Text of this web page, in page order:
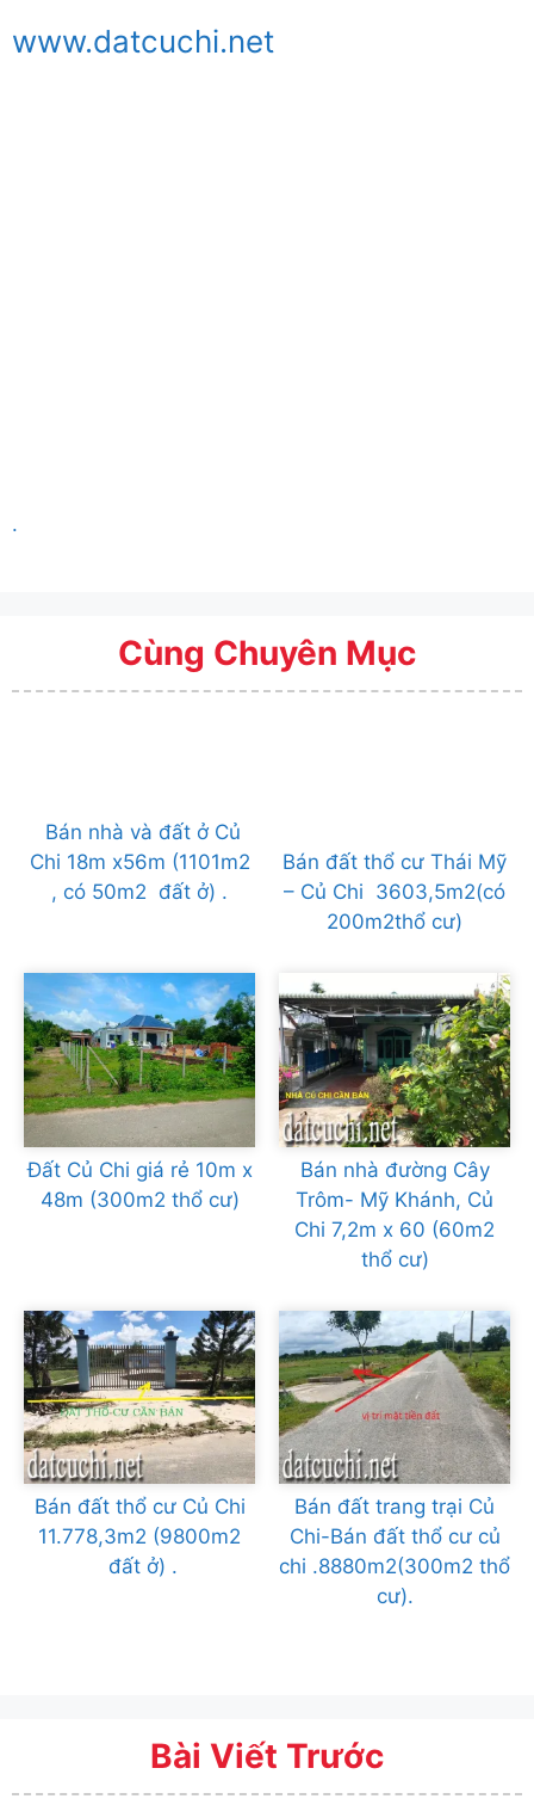
www.datcuchi.net
.
Cùng Chuyên Mục
Bán nhà và đất ở Củ
Chi 18m x56m (1101m2
, có 50m2 đất ở) .
Bán đất thổ cư Thái Mỹ
– Củ Chi 3603,5m2(có
200m2thổ cư)
Đất Củ Chi giá rẻ 10m x
48m (300m2 thổ cư)
Bán nhà đường Cây
Trôm- Mỹ Khánh, Củ
Chi 7,2m x 60 (60m2
thổ cư)
Bán đất thổ cư Củ Chi
11.778,3m2 (9800m2
đất ở) .
Bán đất trang trại Củ
Chi-Bán đất thổ cư củ
chi .8880m2(300m2 thổ
cư).
Bài Viết Trước